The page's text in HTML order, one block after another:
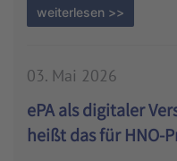
weiterlesen >>
03. Mai 2026
ePA als digitaler
heißt das für HNO-